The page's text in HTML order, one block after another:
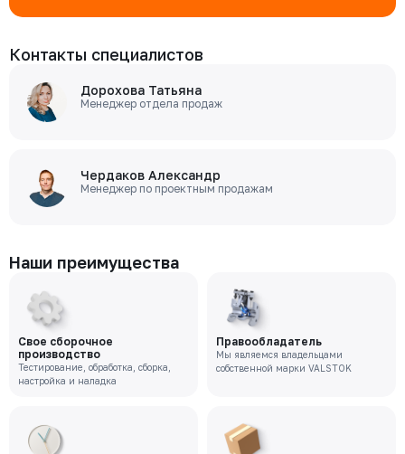
Контакты специалистов
Дорохова Татьяна
Менеджер отдела продаж
Чердаков Александр
Менеджер по проектным продажам
Наши преимущества
Свое сборочное
производство
Тестирование, обработка, сборка,
настройка и наладка
Правообладатель
Мы являемся владельцами
собственной марки VALSTOK